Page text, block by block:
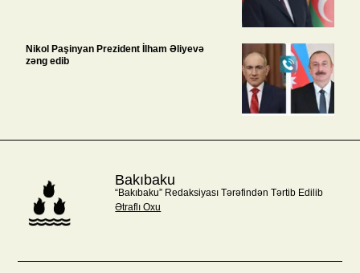
Nikol Paşinyan Prezident İlham Əliyevə
zəng edib
Bakıbaku
“Bakıbaku” Redaksiyası Tərəfindən Tərtib Edilib
Ətraflı Oxu